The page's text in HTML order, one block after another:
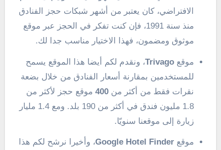
الافتراضي، كان يعتبر من أشهر شبكات حجز الفنادق
منذ سنة 1991، فإن كنت تفكر في الحجز عبر موقع
موثوق ومضمون، فهذا الاختيار مناسب جدا لك.
موقعTrivago، ونقدم لكم أيضا هذا الموقع يسمح
للمستخدمين بمقارنة أسعار الفنادق من خلال بضعة
نقرات فقط من أكثر من400 موقع حجز لأكثر من
1.8 مليون فندق في أكثر من 190 بلد. ومع 1.4 مليار
زيارة إلى موقعنا سنويّا.
موقعGoogle Hotel Finder، وأخيرا نرشح لكم هذا